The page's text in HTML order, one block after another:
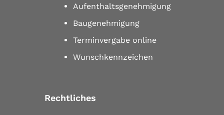
Aufenthaltsgenehmigung
Baugenehmigung
Terminvergabe online
Wunschkennzeichen
Rechtliches